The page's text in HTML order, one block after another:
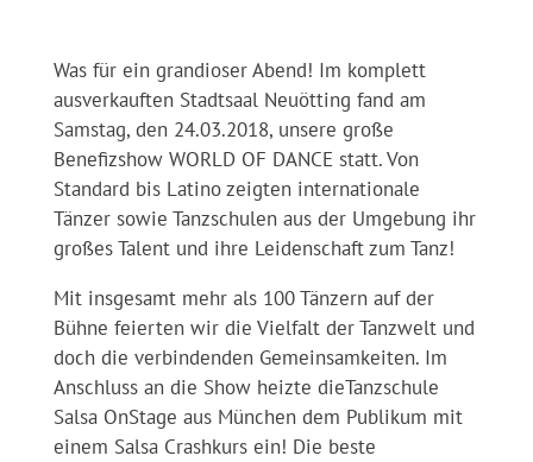
Was für ein grandioser Abend! Im komplett
ausverkauften Stadtsaal Neuötting fand am
Samstag, den 24.03.2018, unsere große
Benefizshow WORLD OF DANCE statt. Von
Standard bis Latino zeigten internationale
Tänzer sowie Tanzschulen aus der Umgebung ihr
großes Talent und ihre Leidenschaft zum Tanz!
Mit insgesamt mehr als 100 Tänzern auf der
Bühne feierten wir die Vielfalt der Tanzwelt und
doch die verbindenden Gemeinsamkeiten. Im
Anschluss an die Show heizte dieTanzschule
Salsa OnStage aus München dem Publikum mit
einem Salsa Crashkurs ein! Die beste